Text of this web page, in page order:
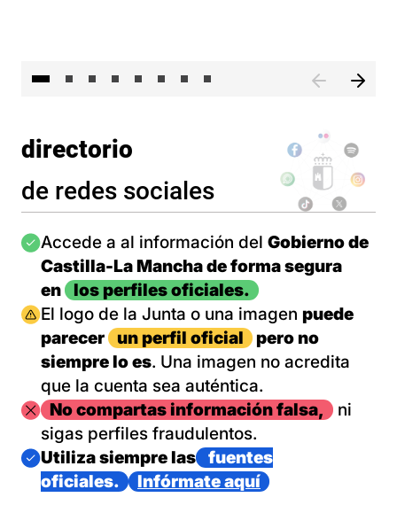
directorio
de redes sociales
Imagen
Accede a al información del Gobierno de
Castilla-La Mancha de forma segura
en
los perfiles oficiales.
Imagen
El logo de la Junta o una imagen puede
parecer
un perfil oficial
pero no
siempre lo es. Una imagen no acredita
que la cuenta sea auténtica.
ImagenNo compartas información falsa,
ni
sigas perfiles fraudulentos.
Imagen
Utiliza siempre las
fuentes
oficiales.
Infórmate aquí